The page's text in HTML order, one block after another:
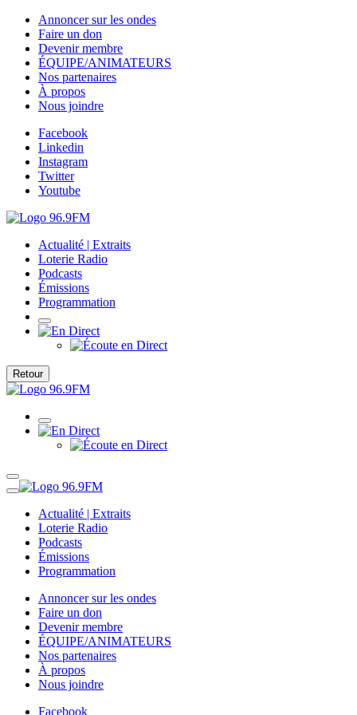
Annoncer sur les ondes
Faire un don
Devenir membre
ÉQUIPE/ANIMATEURS
Nos partenaires
À propos
Nous joindre
Facebook
Linkedin
Instagram
Twitter
Youtube
Actualité | Extraits
Loterie Radio
Podcasts
Émissions
Programmation
Retour
Actualité | Extraits
Loterie Radio
Podcasts
Émissions
Programmation
Annoncer sur les ondes
Faire un don
Devenir membre
ÉQUIPE/ANIMATEURS
Nos partenaires
À propos
Nous joindre
Facebook